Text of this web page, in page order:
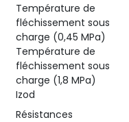
Température de
fléchissement sous
charge (0,45 MPa)
Température de
fléchissement sous
charge (1,8 MPa)
Izod
Résistances